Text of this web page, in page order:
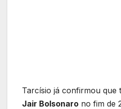
Tarcísio já confirmou que
Jair Bolsonaro no fim de